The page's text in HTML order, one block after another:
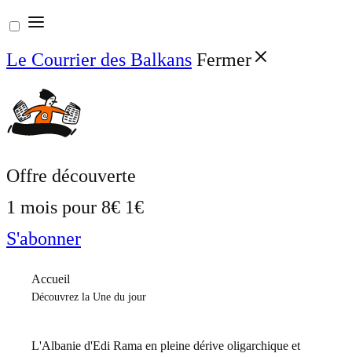
Aller
au
contenu
Le Courrier des Balkans Fermer
Offre découverte
1 mois pour 8€ 1€
S'abonner
Accueil
Découvrez la Une du jour
L'Albanie d'Edi Rama en pleine dérive oligarchique et